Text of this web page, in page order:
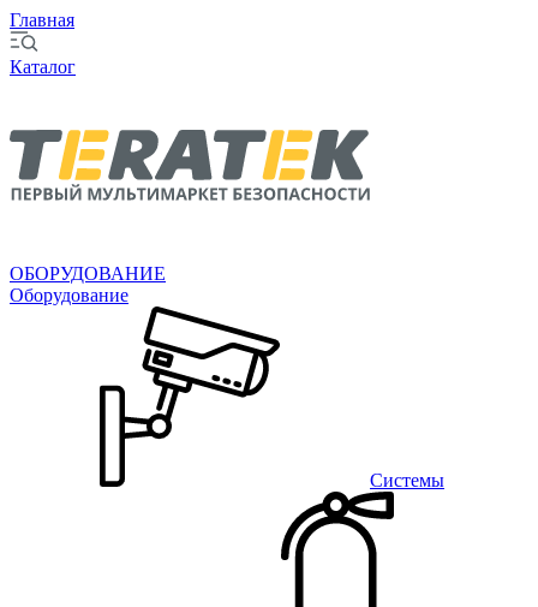
Главная
Каталог
ОБОРУДОВАНИЕ
Оборудование
Системы